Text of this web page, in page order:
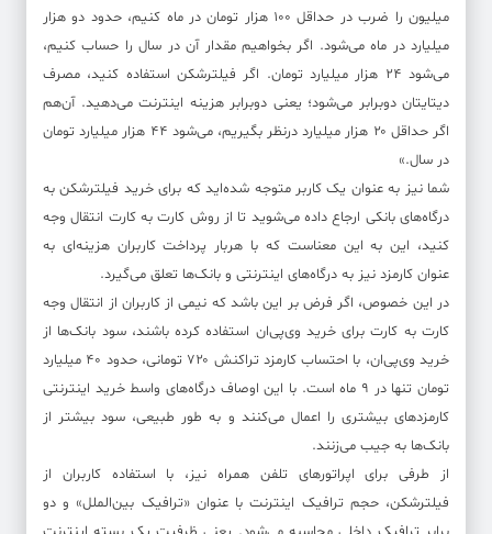
میلیون را ضرب در حداقل ۱۰۰ هزار تومان در ماه کنیم، حدود دو هزار
میلیارد در ماه می‌شود. اگر بخواهیم مقدار آن در سال را حساب کنیم،
می‌شود ۲۴ هزار میلیارد تومان. اگر فیلترشکن استفاده کنید، مصرف
دیتایتان دوبرابر می‌شود؛ یعنی دوبرابر هزینه اینترنت می‌دهید. آن‌هم
اگر حداقل ۲۰ هزار میلیارد درنظر بگیریم، می‌شود ۴۴ هزار میلیارد تومان
در سال.»
شما نیز به عنوان یک کاربر متوجه شده‌اید که برای خرید فیلترشکن به
درگاه‌های بانکی ارجاع داده می‌شوید تا از روش کارت به کارت انتقال وجه
کنید، این به این معناست که با هربار پرداخت کاربران هزینه‌ای به
عنوان کارمزد نیز به درگاه‌های اینترنتی و بانک‌ها تعلق می‌گیرد.
در این خصوص، اگر فرض بر این باشد که نیمی از کاربران از انتقال وجه
کارت به کارت برای خرید وی‌پی‌ان استفاده کرده باشند، سود بانک‌ها از
خرید وی‌پی‌ان، با احتساب کارمزد تراکنش ۷۲۰ تومانی، حدود ۴۰ میلیارد
تومان تنها در ۹ ماه است. با این اوصاف درگاه‌های واسط خرید اینترنتی
کارمزدهای بیشتری را اعمال می‌کنند و به طور طبیعی، سود بیشتر از
بانک‌ها به جیب می‌زنند.
از طرفی برای اپراتورهای تلفن همراه نیز، با استفاده کاربران از
فیلترشکن، حجم ترافیک اینترنت با عنوان «ترافیک بین‌الملل» و دو